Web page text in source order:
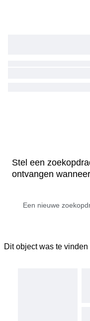
Stel een
ontvangen
Dit object was te vinden